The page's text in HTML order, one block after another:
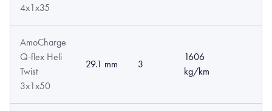
4x1x35
AmoCharge
Q-flex Heli
Twist
3x1x50
29.1 mm 3
1606
kg/km